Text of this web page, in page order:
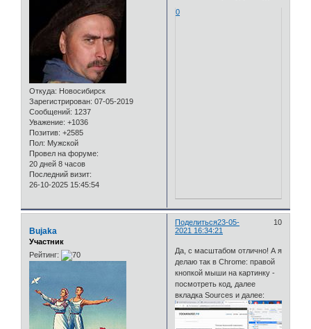
Откуда: Новосибирск
Зарегистрирован: 07-05-2019
Сообщений: 1237
Уважение: +1036
Позитив: +2585
Пол: Мужской
Провел на форуме:
20 дней 8 часов
Последний визит:
26-10-2025 15:45:54
0
Поделиться 10
23-05-
2021 16:34:21
Bujaka
Участник
Рейтинг:
Да, с масштабом отлично! А я
делаю так в Chrome: правой
кнопкой мыши на картинку -
посмотреть код, далее
вкладка Sources и далее: